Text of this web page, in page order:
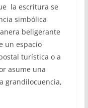
la escritura se
simbólica
beligerante
un espacio
turística o a
asume una
grandilocuencia,